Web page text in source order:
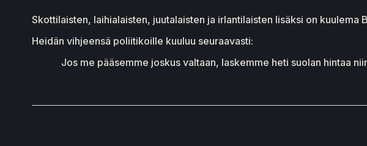
Skottilaisten, laihialaisten, juutalaisten ja irlantilaisten lisäksi on kuulema
Heidän vihjeensä poliitikoille kuuluu seuraavasti:
Jos me pääsemme joskus valtaan, laskemme heti suolan hintaa